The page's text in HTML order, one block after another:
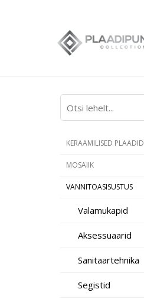
KERAAMILISED PLAADID
MOSAIIK
VANNITOASISUSTUS
Valamukapid
Aksessuaarid
Sanitaartehnika
Segistid